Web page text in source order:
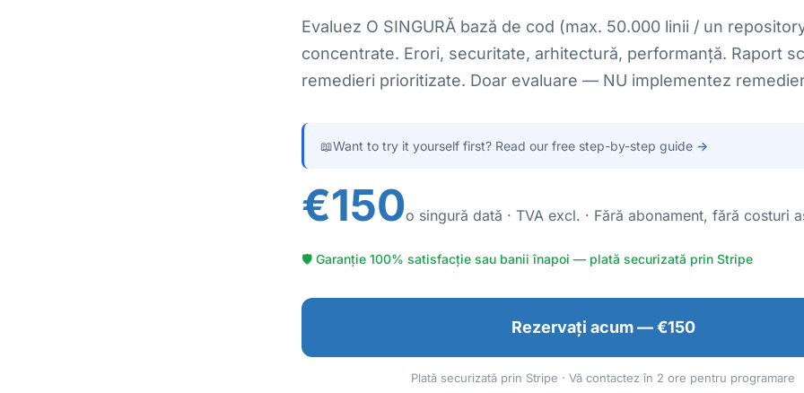
Evaluez O SINGURĂ bază de cod (max. 50.000 linii / un
concentrate. Erori, securitate, arhitectură, performanță. Raport
remedieri prioritizate. Doar evaluare — NU implementez
📖Want to try it yourself first? Read our free step-by-step guide →
€150o singură dată · TVA excl. · Fără abonament, fără costuri
🛡 Garanție 100% satisfacție sau banii înapoi — plată securizată prin Stripe
Rezervați acum — €150
Plată securizată prin Stripe · Vă contactez în 2 ore pentru programare